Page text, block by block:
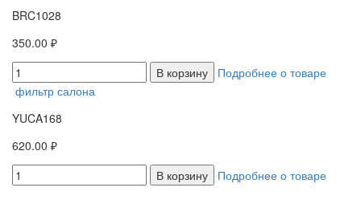
BRC1028
350.00 ₽
В корзину
Подробнее о товаре
фильтр салона
YUCA168
620.00 ₽
В корзину
Подробнее о товаре